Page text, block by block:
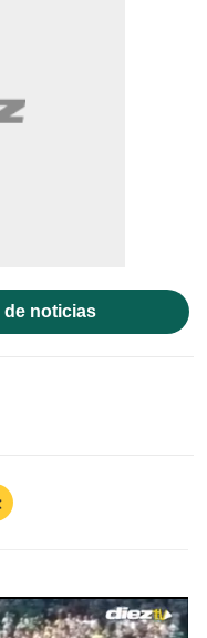
de noticias